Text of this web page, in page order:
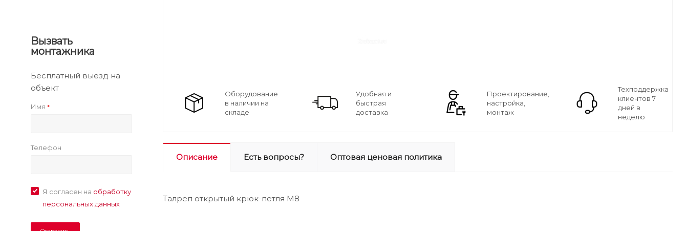
Оборудование
в наличии на
складе
Удобная и
быстрая
доставка
Проектирование,
настройка,
монтаж
Техподдержка
клиентов 7
дней в
неделю
Описание Есть вопросы? Оптовая ценовая политика
Талреп открытый крюк-петля М8
Вызвать
монтажника
Бесплатный выезд на
объект
Имя *
Телефон
Я согласен на обработку
персональных данных